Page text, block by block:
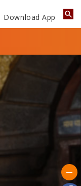
Download App